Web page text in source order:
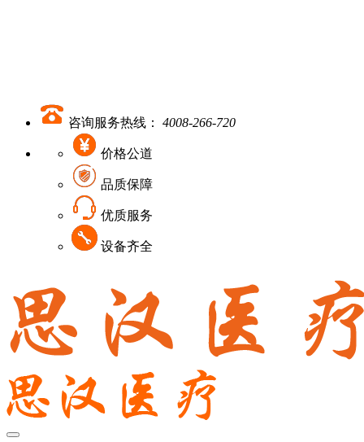
咨询服务热线： 4008-266-720
价格公道
品质保障
优质服务
设备齐全